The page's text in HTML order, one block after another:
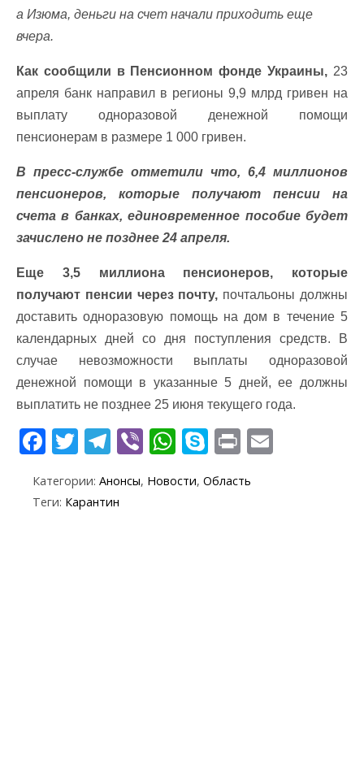
а Изюма, деньги на счет начали приходить еще
вчера.
Как сообщили в Пенсионном фонде Украины, 23
апреля банк направил в регионы 9,9 млрд гривен на
выплату одноразовой денежной помощи
пенсионерам в размере 1 000 гривен.
В пресс-службе отметили что, 6,4 миллионов
пенсионеров, которые получают пенсии на
счета в банках, единовременное пособие будет
зачислено не позднее 24 апреля.
Еще 3,5 миллиона пенсионеров, которые
получают пенсии через почту, почтальоны должны
доставить одноразовую помощь на дом в течение 5
календарных дней со дня поступления средств. В
случае невозможности выплаты одноразовой
денежной помощи в указанные 5 дней, ее должны
выплатить не позднее 25 июня текущего года.
F
e
T
itt
er
T
e
Vi
er
W
at
S
k
y
Pr
t
Категории: Анонсы, Новости, Область
Теги: Карантин